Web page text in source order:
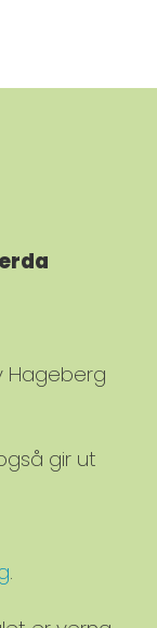
Hageberg
gir ut
.